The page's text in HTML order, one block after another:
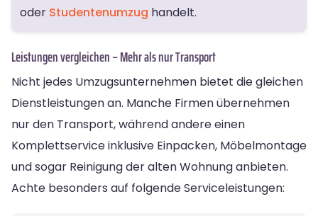
oder Studentenumzug handelt.
Leistungen vergleichen – Mehr als nur Transport
Nicht jedes Umzugsunternehmen bietet die gleichen
Dienstleistungen an. Manche Firmen übernehmen
nur den Transport, während andere einen
Komplettservice inklusive Einpacken, Möbelmontage
und sogar Reinigung der alten Wohnung anbieten.
Achte besonders auf folgende Serviceleistungen: